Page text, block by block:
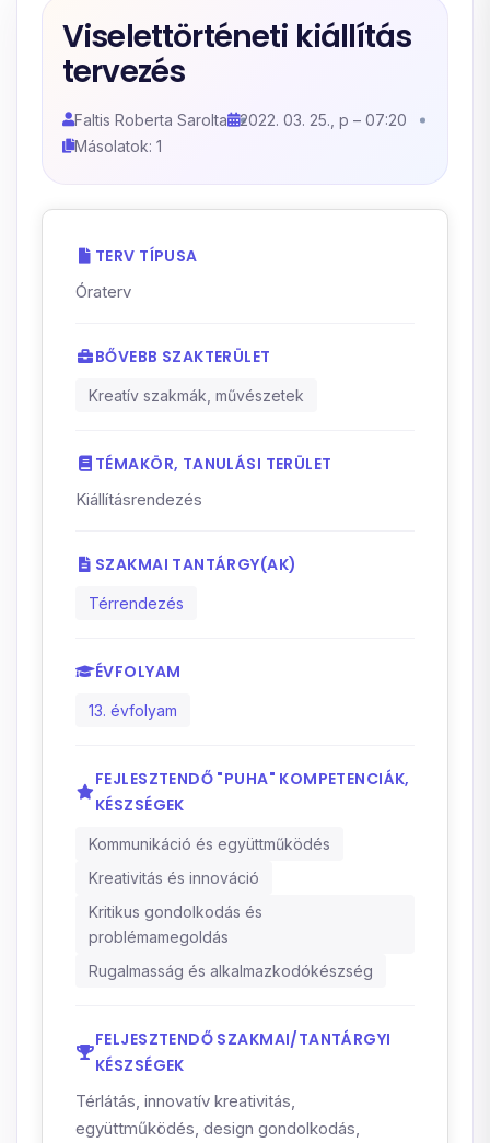
Viselettörténeti kiállítás
tervezés
Faltis Roberta Sarolta
2022. 03. 25., p – 07:20
Másolatok: 1
TERV TÍPUSA
Óraterv
BŐVEBB SZAKTERÜLET
Kreatív szakmák, művészetek
TÉMAKÖR, TANULÁSI TERÜLET
Kiállításrendezés
SZAKMAI TANTÁRGY(AK)
Térrendezés
ÉVFOLYAM
13. évfolyam
FEJLESZTENDŐ "PUHA" KOMPETENCIÁK,
KÉSZSÉGEK
Kommunikáció és együttműködés
Kreativitás és innováció
Kritikus gondolkodás és
problémamegoldás
Rugalmasság és alkalmazkodókészség
FELJESZTENDŐ SZAKMAI/TANTÁRGYI
KÉSZSÉGEK
Térlátás, innovatív kreativitás,
együttműködés, design gondolkodás,